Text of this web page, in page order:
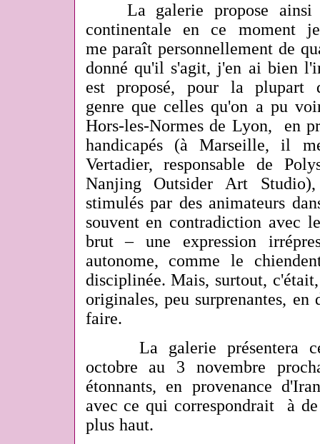
La galerie propose ainsi
continentale en ce moment
me paraît personnellement de
donné qu'il s'agit, j'en ai bien
est proposé, pour la plupart
genre que celles qu'on a pu
Hors-les-Normes de Lyon, en
handicapés (à Marseille, il
Vertadier, responsable de
Nanjing Outsider Art
stimulés par des animateurs
souvent en contradiction avec
brut – une expression
autonome, comme le
disciplinée. Mais, surtout,
originales, peu surprenantes,
faire.
La galerie présentera
octobre au 3 novembre
étonnants, en provenance
avec ce qui correspondrait à
plus haut.